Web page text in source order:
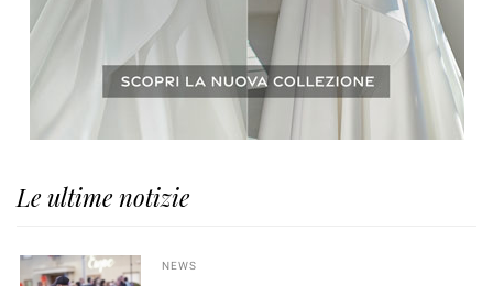
Le ultime notizie
NEWS